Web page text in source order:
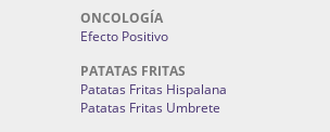
ONCOLOGÍA
Efecto Positivo
PATATAS FRITAS
Patatas Fritas Hispalana
Patatas Fritas Umbrete